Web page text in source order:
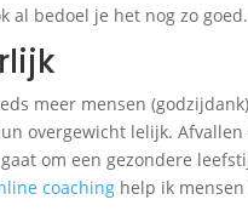
al bedoel je het nog zo goed.
meer mensen
overgewicht lelijk.
om een gezondere
coaching help ik